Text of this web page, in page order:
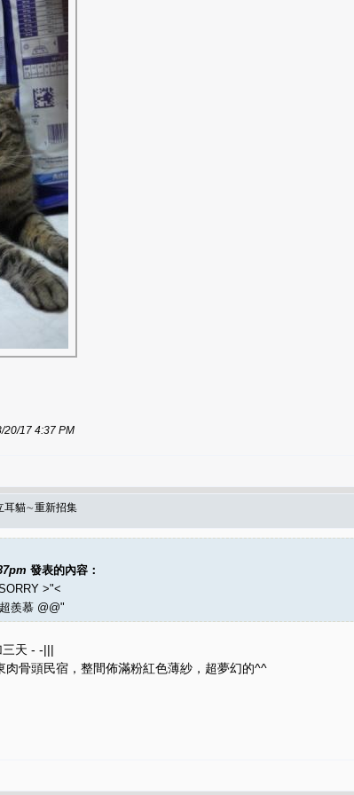
20/17 4:37 PM
耳貓∼重新招集
發表的內容：
>"<
羨慕 @@"
三天 - -|||
骨頭民宿，整間佈滿粉紅色薄紗，超夢幻的^^